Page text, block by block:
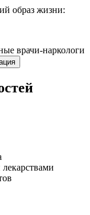
образ жизни:
врачи-наркологи